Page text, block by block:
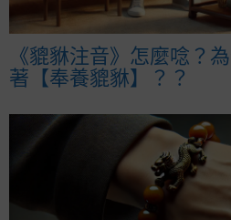
《貔貅注音》怎麼唸？
著【奉養貔貅】？？